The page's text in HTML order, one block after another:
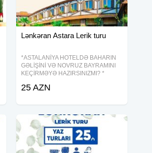
Lənkəran Astara Lerik turu
*ASTALANİYA HOTELDƏ BAHARIN
GƏLİŞİNİ VƏ NOVRUZ BAYRAMINI
KEÇİRMƏYƏ HAZIRSINIZMI? *
Qiymət: 109 AZN — Tarix: (21-22 / 22-
OLANLAR VIP nəqliyyat xidməti 2
25 AZN